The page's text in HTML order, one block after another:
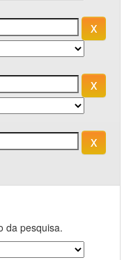
da pesquisa.